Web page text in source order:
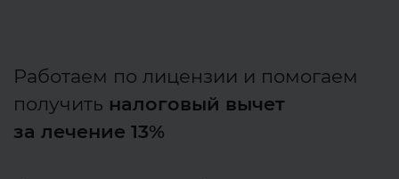
Работаем по лицензии и помогаем
получить налоговый вычет
за лечение 13%